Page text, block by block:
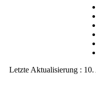
Letzte Aktualisierung :